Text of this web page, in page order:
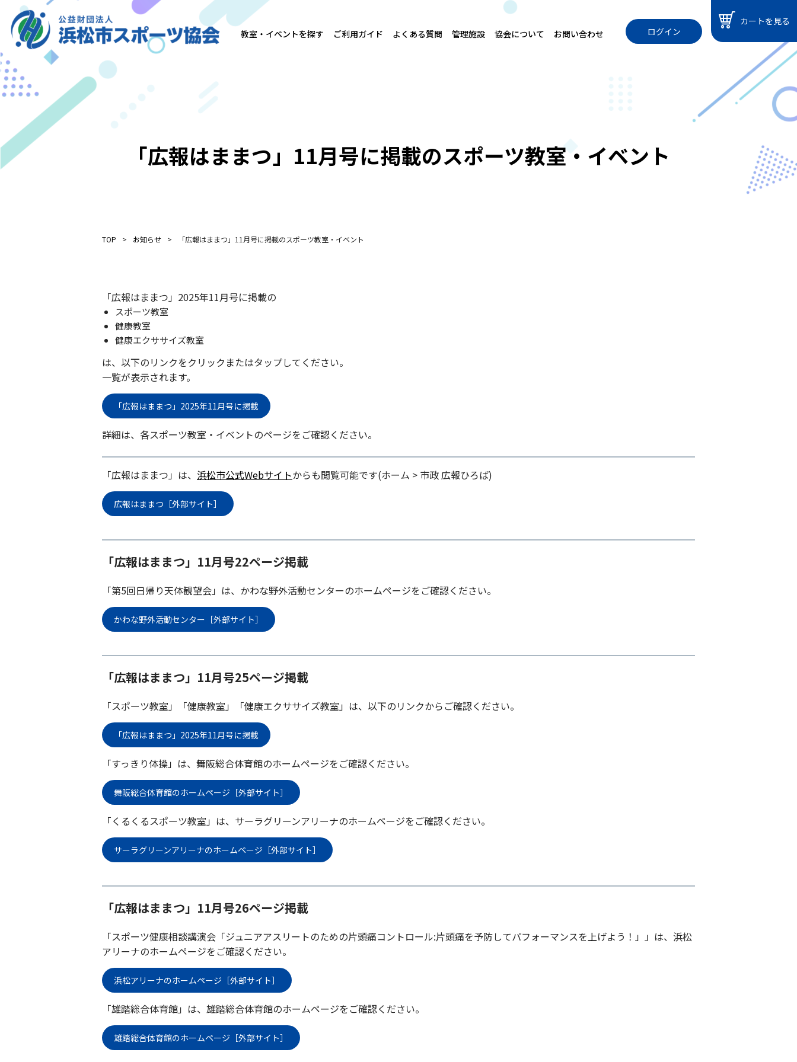
教室・イベントを探す ご利用ガイド よくある質問 管理施設 協会について お問い合わせ ログイン
カートを見る
「広報はままつ」11月号に掲載のスポーツ教室・イベント
TOP お知らせ 「広報はままつ」11月号に掲載のスポーツ教室・イベント
「広報はままつ」2025年11月号に掲載の
スポーツ教室
健康教室
健康エクササイズ教室
は、以下のリンクをクリックまたはタップしてください。
一覧が表示されます。
「広報はままつ」2025年11月号に掲載
詳細は、各スポーツ教室・イベントのページをご確認ください。
「広報はままつ」は、 浜松市公式Webサイトからも閲覧可能です(ホーム > 市政 広報ひろば)
広報はままつ［外部サイト］
「広報はままつ」11月号22ページ掲載
「第5回日帰り天体観望会」は、かわな野外活動センターのホームページをご確認ください。
かわな野外活動センター［外部サイト］
「広報はままつ」11月号25ページ掲載
「スポーツ教室」「健康教室」「健康エクササイズ教室」は、以下のリンクからご確認ください。
「広報はままつ」2025年11月号に掲載
「すっきり体操」は、舞阪総合体育館のホームページをご確認ください。
舞阪総合体育館のホームページ［外部サイト］
「くるくるスポーツ教室」は、サーラグリーンアリーナのホームページをご確認ください。
サーラグリーンアリーナのホームページ［外部サイト］
「広報はままつ」11月号26ページ掲載
「スポーツ健康相談講演会「ジュニアアスリートのための片頭痛コントロール:片頭痛を予防してパフォーマンスを上げよう！」」は、浜松
アリーナのホームページをご確認ください。
浜松アリーナのホームページ［外部サイト］
「雄踏総合体育館」は、雄踏総合体育館のホームページをご確認ください。
雄踏総合体育館のホームページ［外部サイト］